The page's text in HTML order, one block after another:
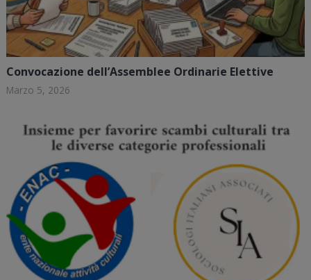
Convocazione dell’Assemblee Ordinarie Elettive
Marzo 5, 2026